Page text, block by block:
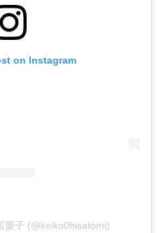
on Instagram
慶子 (@keiko0hisatomi)